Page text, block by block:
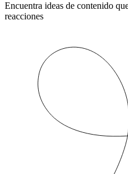
Encuentra ideas de contenido
reacciones